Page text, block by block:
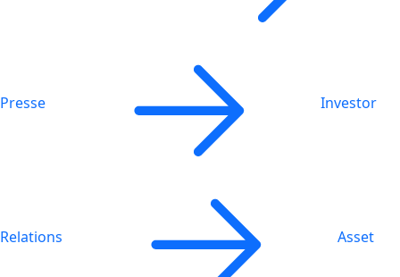
Presse Investor
Relations Asset